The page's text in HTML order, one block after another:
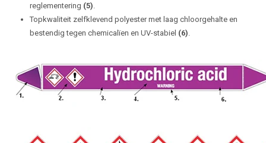
reglementering (5).
Topkwaliteit zelfklevend polyester met laag chloorgehalte en
bestendig tegen chemicalïen en UV-stabiel (6).